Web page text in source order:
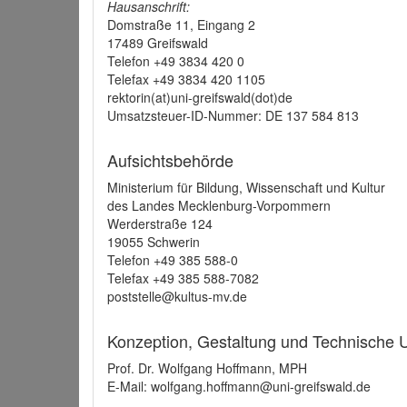
Hausanschrift:
Domstraße 11, Eingang 2
17489 Greifswald
Telefon +49 3834 420 0
Telefax +49 3834 420 1105
rektorin(at)uni-greifswald(dot)de
Umsatzsteuer-ID-Nummer: DE 137 584 813
Aufsichtsbehörde
Ministerium für Bildung, Wissenschaft und Kultur
des Landes Mecklenburg-Vorpommern
Werderstraße 124
19055 Schwerin
Telefon +49 385 588-0
Telefax +49 385 588-7082
poststelle@kultus-mv.de
Konzeption, Gestaltung und Technische
Prof. Dr. Wolfgang Hoffmann, MPH
E-Mail: wolfgang.hoffmann@uni-greifswald.de